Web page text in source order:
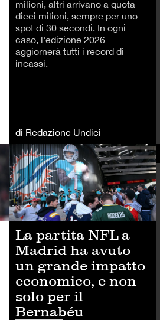
milioni, altri arrivano a quota
dieci milioni, sempre per uno
spot di 30 secondi. In ogni
caso, l'edizione 2026
aggiornerà tutti i record di
incassi.
di Redazione Undici
CALCIO
La partita NFL a
Madrid ha avuto
un grande impatto
economico, e non
solo per il
Bernabéu